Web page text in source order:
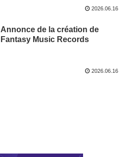
2026.06.16
Annonce de la création de
Fantasy Music Records
2026.06.16